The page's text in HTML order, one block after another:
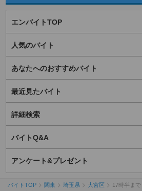
エンバイトTOP
人気のバイト
あなたへのおすすめバイト
最近見たバイト
詳細検索
バイトQ&A
アンケート&プレゼント
バイトTOP 関東 埼玉県 大宮区
17時半ま